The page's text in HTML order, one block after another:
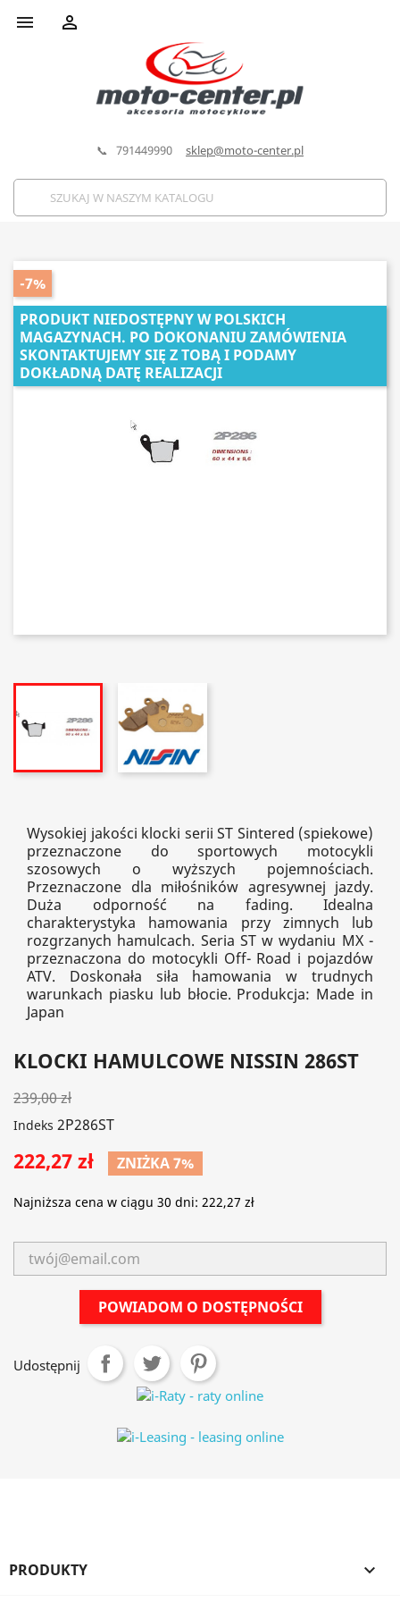
 
📞 791449990 sklep@moto-center.pl
-7%
PRODUKT NIEDOSTĘPNY W POLSKICH
MAGAZYNACH. PO DOKONANIU ZAMÓWIENIA
SKONTAKTUJEMY SIĘ Z TOBĄ I PODAMY
DOKŁADNĄ DATĘ REALIZACJI
Wysokiej jakości klocki serii ST Sintered (spiekowe)
przeznaczone do sportowych motocykli
szosowych o wyższych pojemnościach.
Przeznaczone dla miłośników agresywnej jazdy.
Duża odporność na fading. Idealna
charakterystyka hamowania przy zimnych lub
rozgrzanych hamulcach. Seria ST w wydaniu MX -
przeznaczona do motocykli Off- Road i pojazdów
ATV. Doskonała siła hamowania w trudnych
warunkach piasku lub błocie. Produkcja: Made in
Japan
KLOCKI HAMULCOWE NISSIN 286ST
239,00 zł
Indeks 2P286ST
222,27 zł ZNIŻKA 7%
Najniższa cena w ciągu 30 dni: 222,27 zł
POWIADOM O DOSTĘPNOŚCI
Udostępnij
PRODUKTY 